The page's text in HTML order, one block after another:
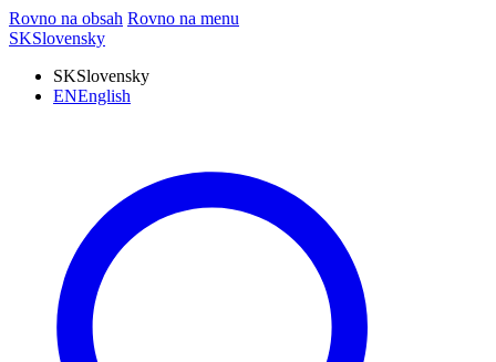
Rovno na obsah Rovno na menu
SKSlovensky
SKSlovensky
ENEnglish